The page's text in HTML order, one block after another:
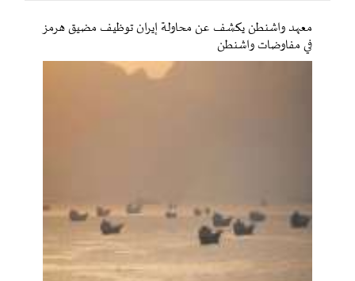
معهد واشنطن يكشف عن محاولة إيران توظيف مضيق هرمز
في مفاوضات واشنطن